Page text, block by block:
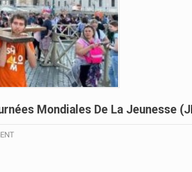
Mondiales De La Jeunesse